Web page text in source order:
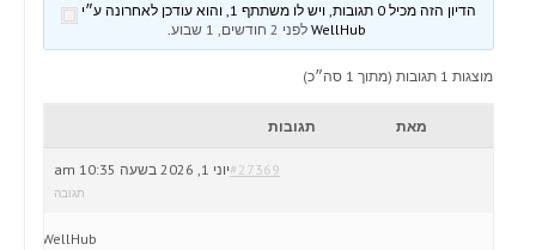
הדיון הזה מכיל 0 תגובות, ויש לו משתתף 1, והוא עודכן לאחרונה ע״י
לפני 2 חודשים, 1 שבוע .
מוצגות 1 תגובות (מתוך 1 סה״כ)
מאת תגובות
יוני 1, 2026 בשעה 10:35 am#27369
תגובה
WellHub